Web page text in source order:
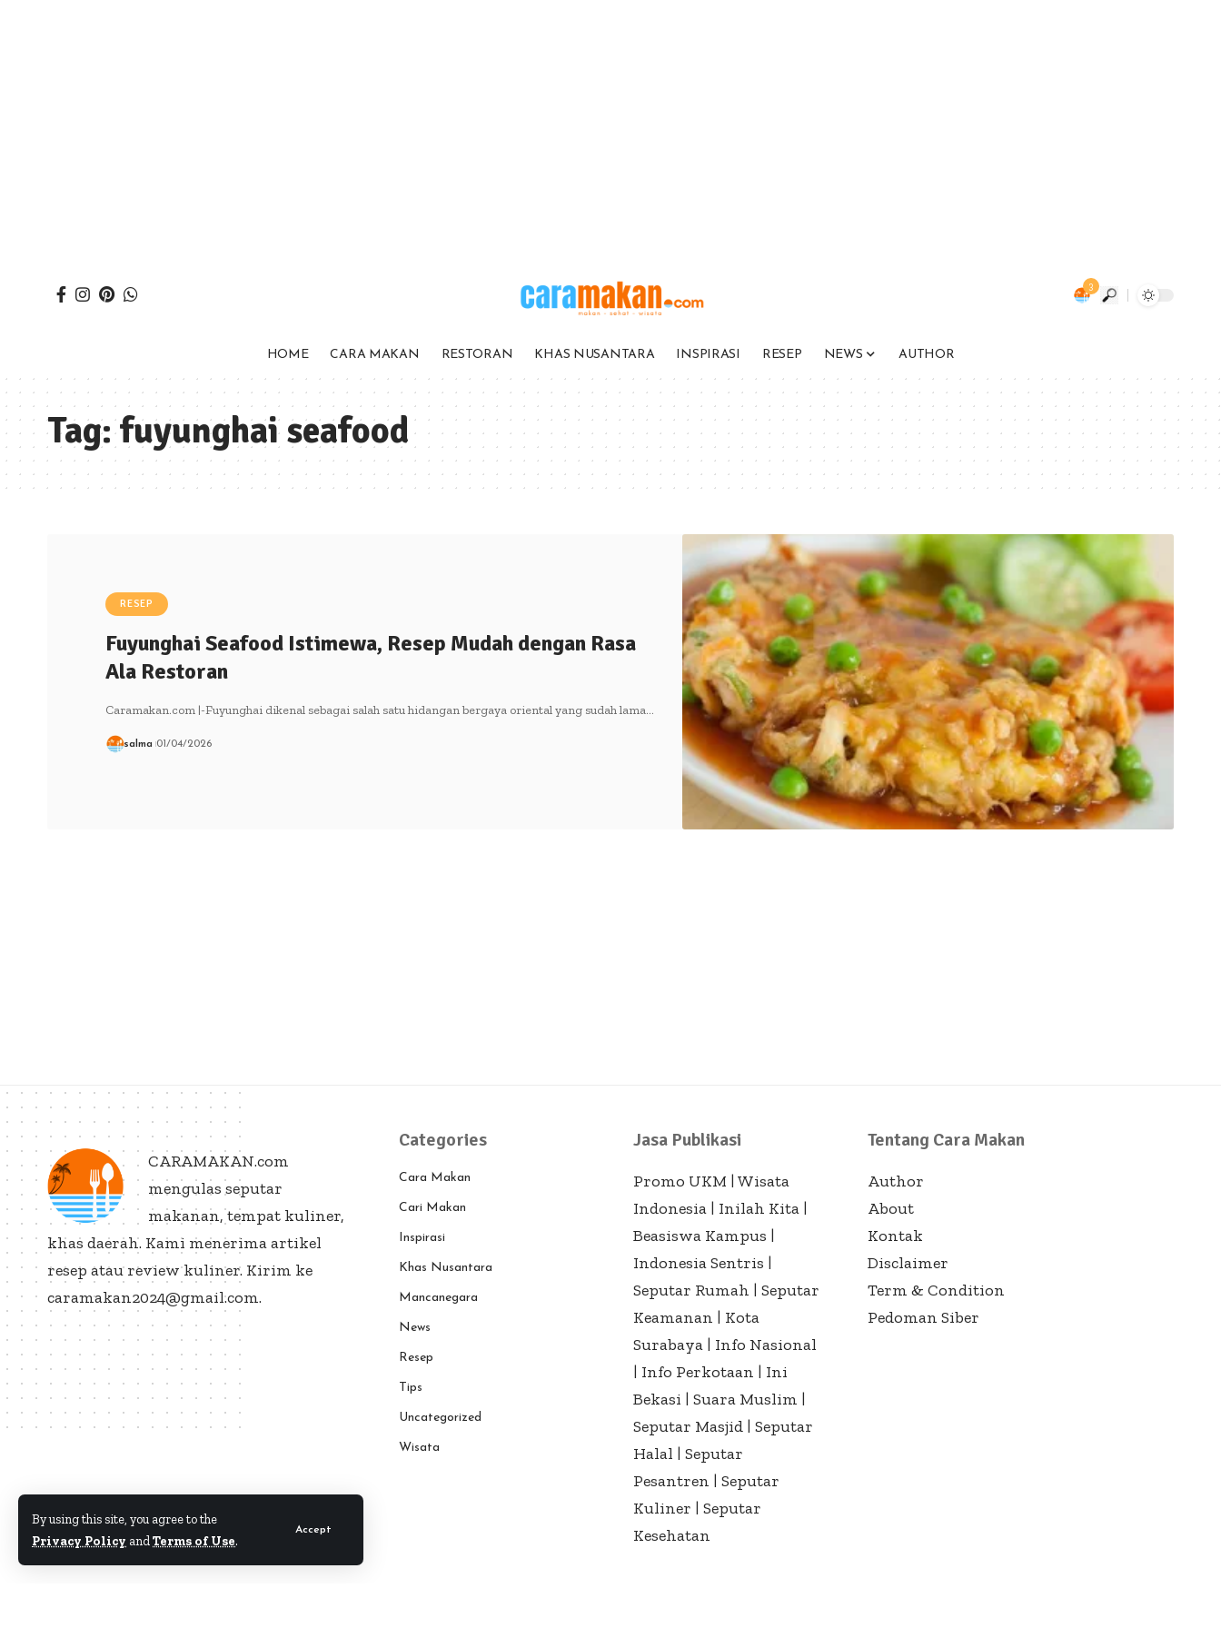
By using this site, you agree to the
Privacy Policy andTerms of Use.
Accept
3
HOME CARA MAKAN RESTORAN KHAS NUSANTARA INSPIRASI RESEP NEWS AUTHOR
Tag:fuyunghai seafood
RESEP
Fuyunghai Seafood Istimewa, Resep Mudah dengan Rasa
Ala Restoran
Caramakan.com |-Fuyunghai dikenal sebagai salah satu hidangan bergaya oriental yang sudah lama…
salma 01/04/2026
CARAMAKAN.com
mengulas seputar
makanan, tempat kuliner,
khas daerah. Kami menerima artikel
resep atau review kuliner. Kirim ke
caramakan2024@gmail.com.
Categories
Cara Makan
Cari Makan
Inspirasi
Khas Nusantara
Mancanegara
News
Resep
Tips
Uncategorized
Wisata
Jasa Publikasi
Promo UKM | Wisata
Indonesia | Inilah Kita |
Beasiswa Kampus |
Indonesia Sentris |
Seputar Rumah | Seputar
Keamanan | Kota
Surabaya | Info Nasional
| Info Perkotaan | Ini
Bekasi | Suara Muslim |
Seputar Masjid | Seputar
Halal | Seputar
Pesantren | Seputar
Kuliner | Seputar
Kesehatan
Tentang Cara Makan
Author
About
Kontak
Disclaimer
Term & Condition
Pedoman Siber